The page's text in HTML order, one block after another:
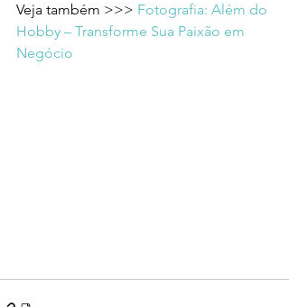
Veja também >>> Fotografia: Além do
Hobby – Transforme Sua Paixão em
Negócio